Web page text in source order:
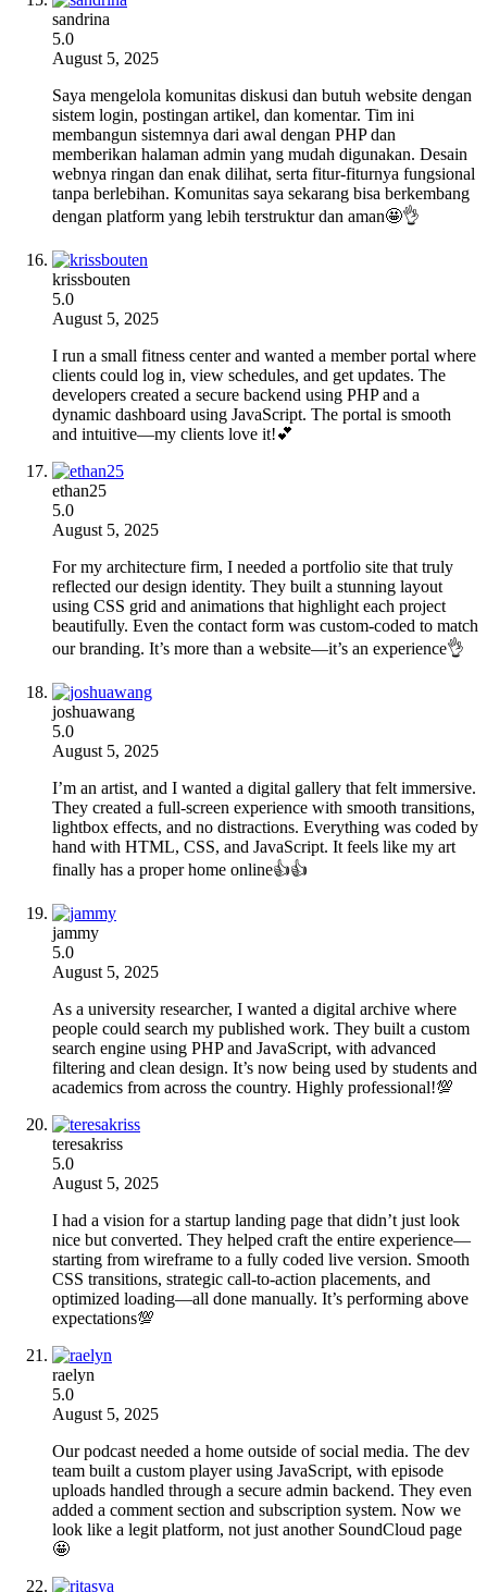
sandrina
5.0
August 5, 2025
Saya mengelola komunitas diskusi dan butuh website dengan
sistem login, postingan artikel, dan komentar. Tim ini
membangun sistemnya dari awal dengan PHP dan
memberikan halaman admin yang mudah digunakan. Desain
webnya ringan dan enak dilihat, serta fitur-fiturnya fungsional
tanpa berlebihan. Komunitas saya sekarang bisa berkembang
dengan platform yang lebih terstruktur dan aman🤩👌
krissbouten
5.0
August 5, 2025
I run a small fitness center and wanted a member portal where
clients could log in, view schedules, and get updates. The
developers created a secure backend using PHP and a
dynamic dashboard using JavaScript. The portal is smooth
and intuitive—my clients love it!💕
ethan25
5.0
August 5, 2025
For my architecture firm, I needed a portfolio site that truly
reflected our design identity. They built a stunning layout
using CSS grid and animations that highlight each project
beautifully. Even the contact form was custom-coded to match
our branding. It’s more than a website—it’s an experience👌
joshuawang
5.0
August 5, 2025
I’m an artist, and I wanted a digital gallery that felt immersive.
They created a full-screen experience with smooth transitions,
lightbox effects, and no distractions. Everything was coded by
hand with HTML, CSS, and JavaScript. It feels like my art
finally has a proper home online👍👍
jammy
5.0
August 5, 2025
As a university researcher, I wanted a digital archive where
people could search my published work. They built a custom
search engine using PHP and JavaScript, with advanced
filtering and clean design. It’s now being used by students and
academics from across the country. Highly professional!💯
teresakriss
5.0
August 5, 2025
I had a vision for a startup landing page that didn’t just look
nice but converted. They helped craft the entire experience—
starting from wireframe to a fully coded live version. Smooth
CSS transitions, strategic call-to-action placements, and
optimized loading—all done manually. It’s performing above
expectations💯
raelyn
5.0
August 5, 2025
Our podcast needed a home outside of social media. The dev
team built a custom player using JavaScript, with episode
uploads handled through a secure admin backend. They even
added a comment section and subscription system. Now we
look like a legit platform, not just another SoundCloud page
🤩